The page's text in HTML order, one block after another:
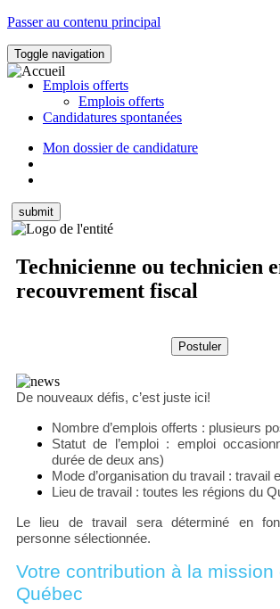
Passer au contenu principal
Toggle navigation
Emplois offerts
Emplois offerts
Candidatures spontanées
Mon dossier de candidature
Technicienne ou technicien
recouvrement fiscal
De nouveaux défis, c’est juste ici!
Nombre d’emplois offerts : plusieurs
Statut de l’emploi : emploi
durée de deux ans)
Mode d’organisation du travail : travail
Lieu de travail : toutes les régions du
Le lieu de travail sera déterminé en
personne sélectionnée.
Votre contribution à la mission
Québec